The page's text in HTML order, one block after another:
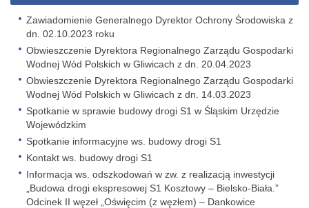
Zawiadomienie Generalnego Dyrektor Ochrony Środowiska z
dn. 02.10.2023 roku
Obwieszczenie Dyrektora Regionalnego Zarządu Gospodarki
Wodnej Wód Polskich w Gliwicach z dn. 20.04.2023
Obwieszczenie Dyrektora Regionalnego Zarządu Gospodarki
Wodnej Wód Polskich w Gliwicach z dn. 14.03.2023
Spotkanie w sprawie budowy drogi S1 w Śląskim Urzędzie
Wojewódzkim
Spotkanie informacyjne ws. budowy drogi S1
Kontakt ws. budowy drogi S1
Informacja ws. odszkodowań w zw. z realizacją inwestycji
„Budowa drogi ekspresowej S1 Kosztowy – Bielsko-Biała.”
Odcinek II węzeł „Oświęcim (z węzłem) – Dankowice